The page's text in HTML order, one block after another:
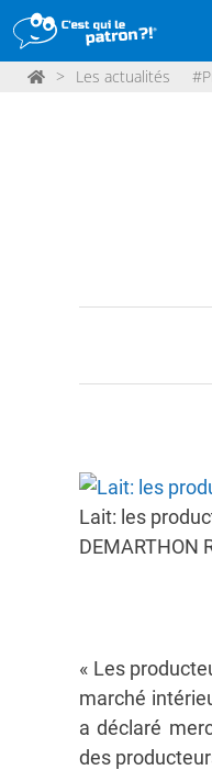
> Les actualités
Lait: les
DEMARTHON
« Les
marché
a déclaré
des